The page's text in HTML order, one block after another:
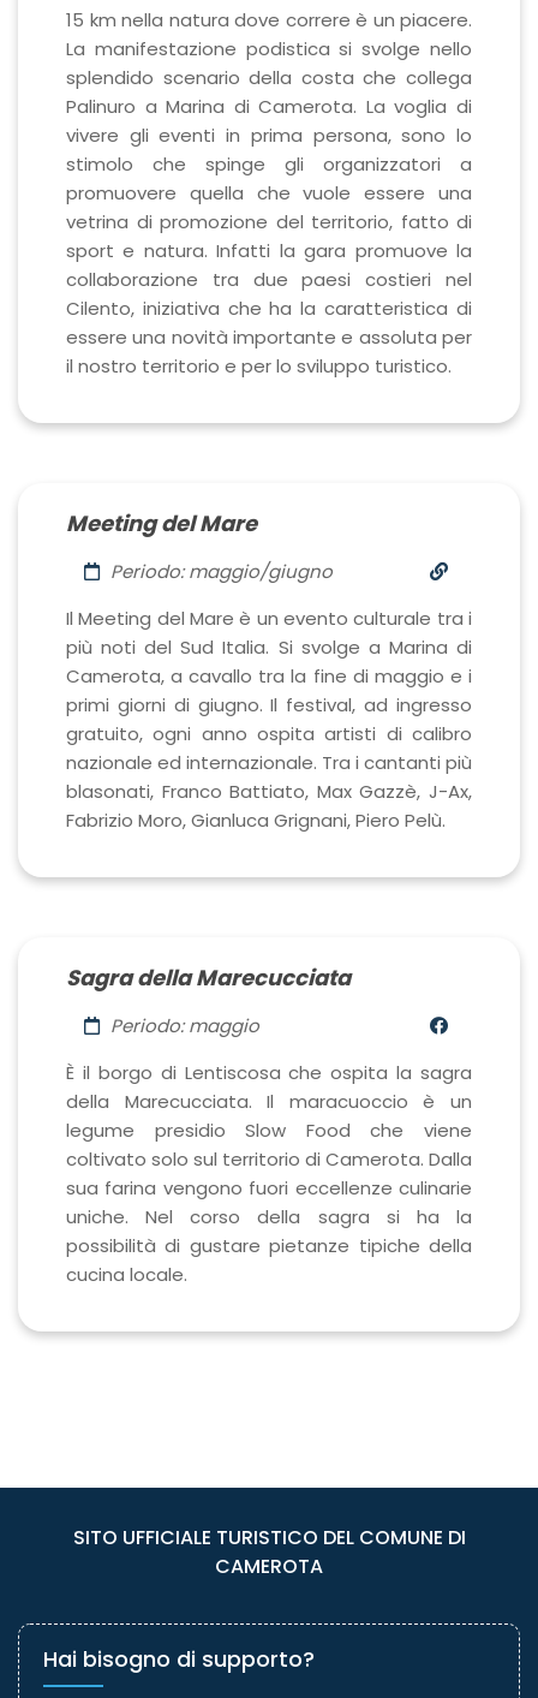
15 km nella natura dove correre è un piacere.
La manifestazione podistica si svolge nello
splendido scenario della costa che collega
Palinuro a Marina di Camerota. La voglia di
vivere gli eventi in prima persona, sono lo
stimolo che spinge gli organizzatori a
promuovere quella che vuole essere una
vetrina di promozione del territorio, fatto di
sport e natura. Infatti la gara promuove la
collaborazione tra due paesi costieri nel
Cilento, iniziativa che ha la caratteristica di
essere una novità importante e assoluta per
il nostro territorio e per lo sviluppo turistico.
Meeting del Mare
Periodo: maggio/giugno
Il Meeting del Mare è un evento culturale tra i
più noti del Sud Italia. Si svolge a Marina di
Camerota, a cavallo tra la fine di maggio e i
primi giorni di giugno. Il festival, ad ingresso
gratuito, ogni anno ospita artisti di calibro
nazionale ed internazionale. Tra i cantanti più
blasonati, Franco Battiato, Max Gazzè, J-Ax,
Fabrizio Moro, Gianluca Grignani, Piero Pelù.
Sagra della Marecucciata
Periodo: maggio
È il borgo di Lentiscosa che ospita la sagra
della Marecucciata. Il maracuoccio è un
legume presidio Slow Food che viene
coltivato solo sul territorio di Camerota. Dalla
sua farina vengono fuori eccellenze culinarie
uniche. Nel corso della sagra si ha la
possibilità di gustare pietanze tipiche della
cucina locale.
SITO UFFICIALE TURISTICO DEL COMUNE DI
CAMEROTA
Hai bisogno di supporto?